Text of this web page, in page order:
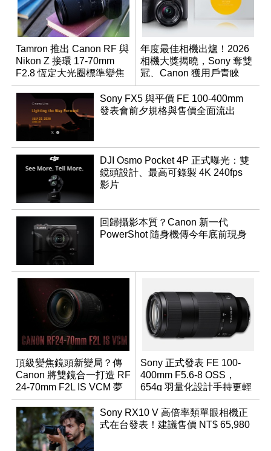
Tamron 推出 Canon RF 與
Nikon Z 接環 17-70mm
F2.8 恆定大光圈標準變焦
鏡
年度最佳相機出爐！2026
相機大獎揭曉，Sony 奪雙
冠、Canon 獲用戶青睞
Sony FX5 與平價 FE 100-400mm
發表會前夕規格與售價全面流出
DJI Osmo Pocket 4P 正式曝光：雙
鏡頭設計、最高可錄製 4K 240fps
影片
回歸攝影本質？Canon 新一代
PowerShot 隨身機傳今年底前現身
頂級變焦鏡頭新變局？傳
Canon 將雙鏡合一打造 RF
24-70mm F2L IS VCM 夢
幻規格
Sony 正式發表 FE 100-
400mm F5.6-8 OSS，
654g 羽量化設計手持更輕
鬆
Sony RX10 V 高倍率類單眼相機正
式在台發表！建議售價 NT$ 65,980